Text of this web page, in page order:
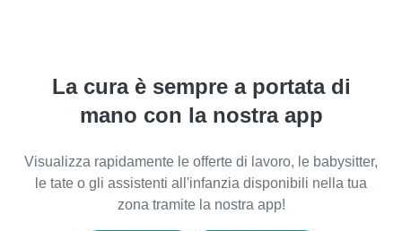
La cura è sempre a portata di
mano con la nostra app
Visualizza rapidamente le offerte di lavoro, le babysitter,
le tate o gli assistenti all'infanzia disponibili nella tua
zona tramite la nostra app!